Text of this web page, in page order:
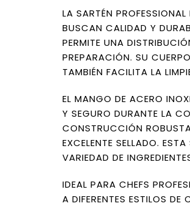
LA SARTÉN
BUSCAN CALIDAD Y
PERMITE UNA
PREPARACIÓN. SU
TAMBIÉN FACILITA LA
EL MANGO DE ACERO
Y SEGURO DURANTE LA
CONSTRUCCIÓN
EXCELENTE SELLADO.
VARIEDAD DE
IDEAL PARA CHEFS
A DIFERENTES ESTILOS